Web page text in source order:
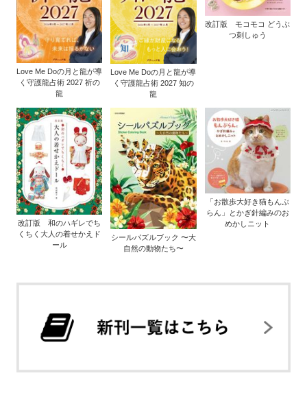
Love Me Doの月と龍が導
く守護龍占術 2027 祈の
龍
Love Me Doの月と龍が導
く守護龍占術 2027 知の
龍
改訂版 モコモコ どうぶ
つ刺しゅう
改訂版 和のハギレでち
くちく大人の着せかえド
ール
シールパズルブック 〜大
自然の動物たち〜
「お散歩大好き猫もんぶ
らん」とかぎ針編みのお
めかしニット